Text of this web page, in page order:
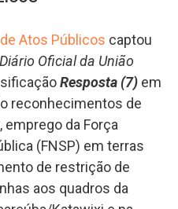
Atos Públicos captou
Diário Oficial da União
Resposta (7) em
reconhecimentos de
da Força
(FNSP) em terras
de restrição de
aos quadros da